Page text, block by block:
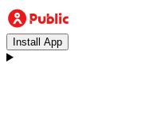
Install App